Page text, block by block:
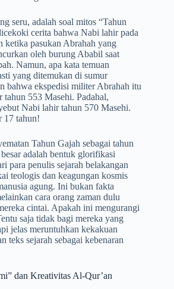
seru, adalah soal mitos “Tahun
cerita bahwa Nabi lahir pada
ketika pasukan Abrahah yang
oleh burung Ababil saat
Namun, apa kata temuan
yang ditemukan di sumur
bahwa ekspedisi militer Abrahah itu
tahun 553 Masehi. Padahal,
Nabi lahir tahun 570 Masehi.
17 tahun!
Tahun Gajah sebagai tahun
adalah bentuk glorifikasi
para penulis sejarah belakangan
teologis dan keagungan kosmis
agung. Ini bukan fakta
cara orang zaman dulu
cintai. Apakah ini mengurangi
saja tidak bagi mereka yang
jelas meruntuhkan kekakuan
teks sejarah sebagai kebenaran
dan Kreativitas Al-Qur’an